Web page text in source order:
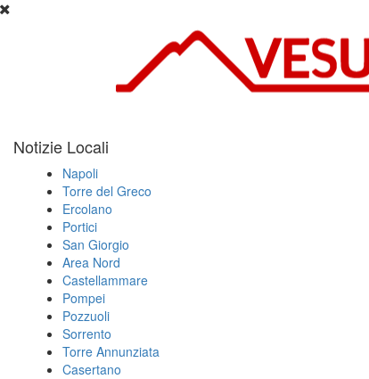
Notizie Locali
Napoli
Torre del Greco
Ercolano
Portici
San Giorgio
Area Nord
Castellammare
Pompei
Pozzuoli
Sorrento
Torre Annunziata
Casertano